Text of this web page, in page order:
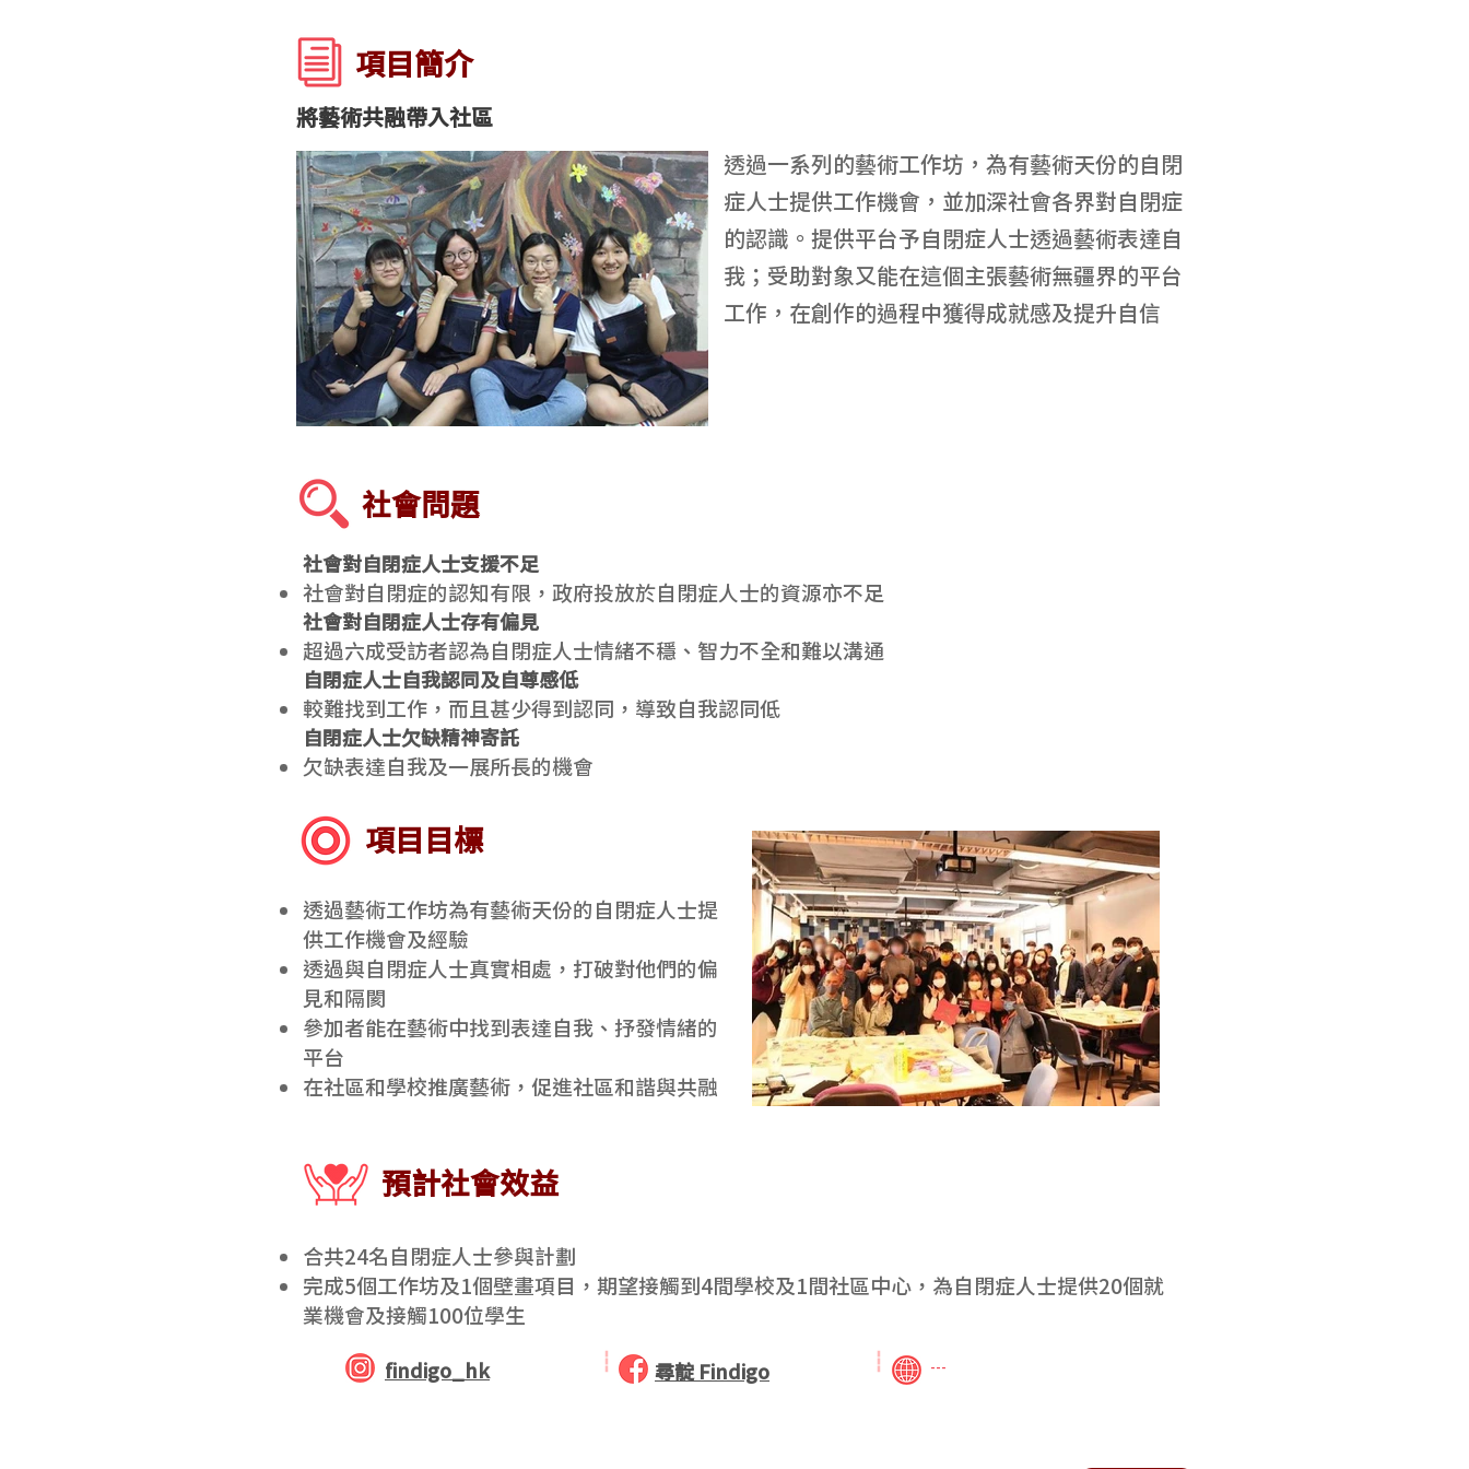
項目簡介
將藝術共融帶入社區
透過一系列的藝術工作坊，為有藝術天份的自閉
症人士提供工作機會，並加深社會各界對自閉症
的認識。提供平台予自閉症人士透過藝術表達自
我；受助對象又能在這個主張藝術無疆界的平台
工作，在創作的過程中獲得成就感及提升自信
社會問題
社會對自閉症人士支援不足
社會對自閉症的認知有限，政府投放於自閉症人士的資源亦不足
社會對自閉症人士存有偏見
超過六成受訪者認為自閉症人士情緒不穩、智力不全和難以溝通
自閉症人士自我認同及自尊感低
較難找到工作，而且甚少得到認同，導致自我認同低
自閉症人士欠缺精神寄託
欠缺表達自我及一展所長的機會
項目目標
透過藝術工作坊為有藝術天份的自閉症人士提
供工作機會及經驗
透過與自閉症人士真實相處，打破對他們的偏
見和隔閡
參加者能在藝術中找到表達自我、抒發情緒的
平台
在社區和學校推廣藝術，促進社區和諧與共融
​預計社會效益
合共24名自閉症人士參與計劃
完成5個工作坊及1個壁畫項目，期望接觸到4間學校及1間社區中心，為自閉症人士提供20個就
業機會及接觸100位學生
findigo_hk 尋靛 Findigo ---